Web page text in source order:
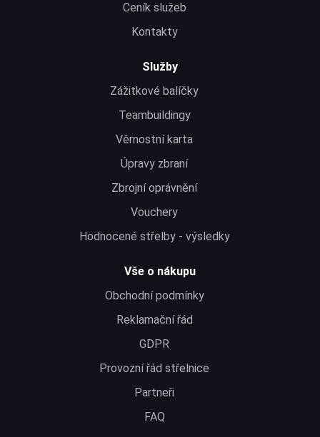
Ceník služeb
Kontakty
Služby
Zážitkové balíčky
Teambuildingy
Věrnostní karta
Úpravy zbraní
Zbrojní oprávnění
Vouchery
Hodnocené střelby - výsledky
Vše o nákupu
Obchodní podmínky
Reklamační řád
GDPR
Provozní řád střelnice
Partneři
FAQ